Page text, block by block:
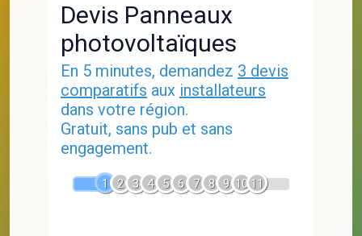
Devis Panneaux
photovoltaïques
En 5 minutes, demandez 3 devis
comparatifs aux installateurs
dans votre région.
Gratuit, sans pub et sans
engagement.
1 2 3 4 5 6 7 8 9 10 11